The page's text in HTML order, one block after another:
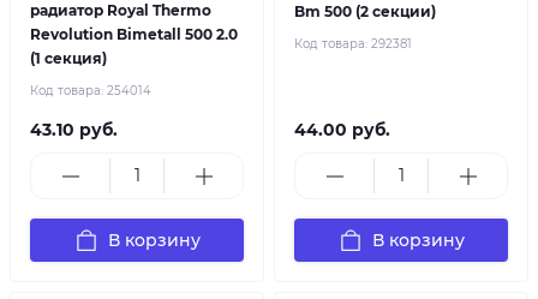
радиатор Royal Thermo
Revolution Bimetall 500 2.0
(1 секция)
Код товара: 254014
43.10 руб.
В корзину
Bm 500 (2 секции)
Код товара: 292381
44.00 руб.
В корзину